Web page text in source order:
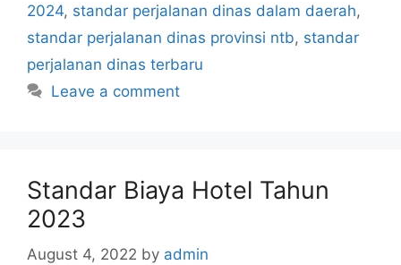
2024, standar perjalanan dinas dalam daerah,
standar perjalanan dinas provinsi ntb, standar
perjalanan dinas terbaru
Leave a comment
Standar Biaya Hotel Tahun
2023
August 4, 2022 by admin